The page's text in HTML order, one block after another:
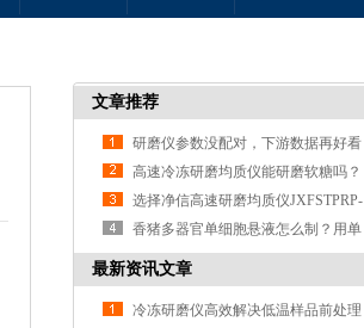
文章推荐
研磨仪参数没配对，下游数据再好看
也白搭
高速冷冻研磨均质仪能研磨软糖吗？
实操实验告诉你答案
选择净信高速研磨均质仪JXFSTPRP-
192的理由之玉米种子研磨实验分享
香猪多器官单细胞悬液怎么制？用单
细胞悬液制备仪
最新资讯文章
冷冻研磨仪高效解决低温样品前处理